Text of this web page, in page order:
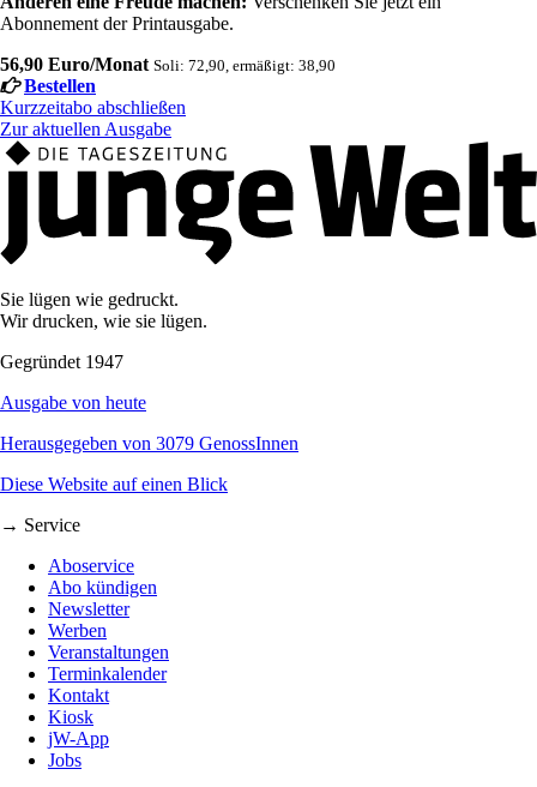
Abonnement der Printausgabe.
56,90 Euro/Monat Soli: 72,90, ermäßigt: 38,90
Bestellen
Kurzzeitabo abschließen
Zur aktuellen Ausgabe
Sie lügen wie gedruckt.
Wir drucken, wie sie lügen.
Gegründet 1947
Ausgabe von heute
Herausgegeben von 3079 GenossInnen
Diese Website auf einen Blick
→ Service
Aboservice
Abo kündigen
Newsletter
Werben
Veranstaltungen
Terminkalender
Kontakt
Kiosk
jW-App
Jobs